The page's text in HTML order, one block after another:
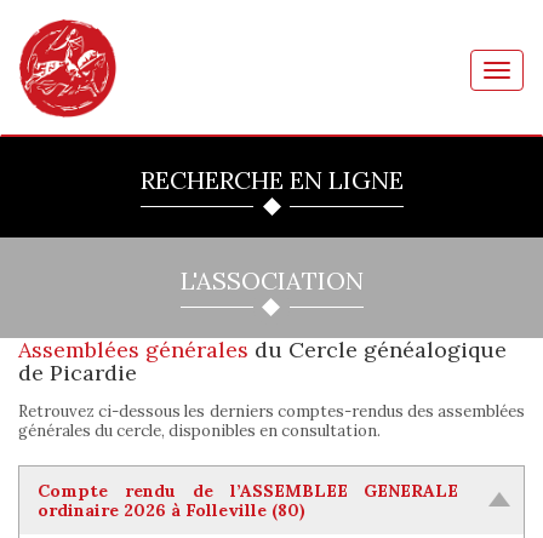
RECHERCHE EN LIGNE
L'ASSOCIATION
Assemblées générales du Cercle généalogique
de Picardie
Retrouvez ci-dessous les derniers comptes-rendus des assemblées
générales du cercle, disponibles en consultation.
Compte rendu de l’ASSEMBLEE GENERALE
ordinaire 2026 à Folleville (80)